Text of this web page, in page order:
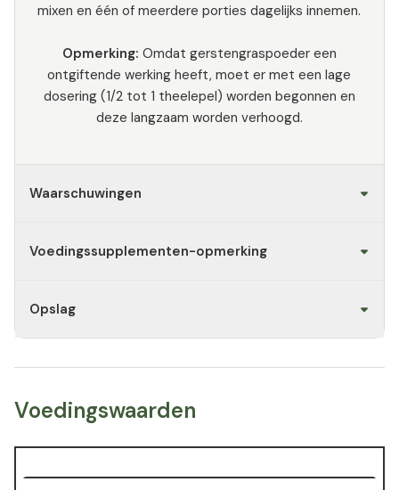
mixen en één of meerdere porties dagelijks innemen.
Opmerking: Omdat gerstengraspoeder een
ontgiftende werking heeft, moet er met een lage
dosering (1/2 tot 1 theelepel) worden begonnen en
deze langzaam worden verhoogd.
Waarschuwingen
Voedingssupplementen-opmerking
Opslag
Voedingswaarden